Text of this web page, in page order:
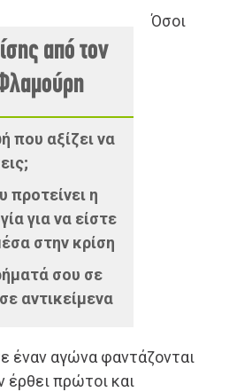
από τον
που αξίζει να
προτείνει η
για να είστε
στην κρίση
σου σε
αντικείμενα
Όσοι
έναν αγώνα φαντάζονται
έρθει πρώτοι και